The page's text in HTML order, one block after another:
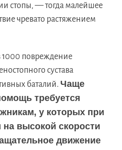
стопы, — тогда малейшее
чревато растяжением
1000 повреждение
сустава
баталий. Чаще
требуется
у которых при
высокой скорости
движение